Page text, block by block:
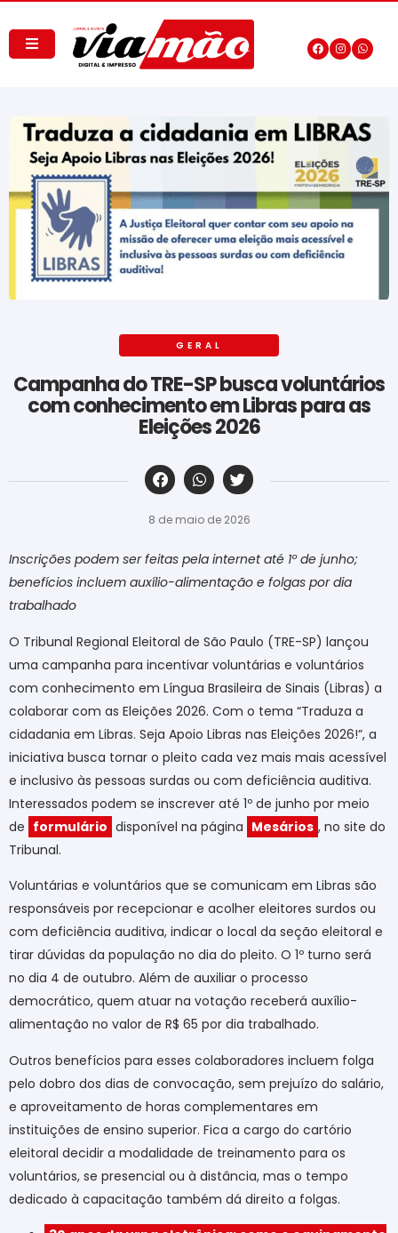
GERAL
Campanha do TRE-SP busca voluntários
com conhecimento em Libras para as
Eleições 2026
‎ ‎ ‎ ‎ ‎ ‎ ‎ ‎ ‎ ‎ ‎ ‎ ‎ ‎ ‎ ‎ ‎ ‎ ‎ ‎ ‎ ‎ ‎ ‎ ‎ ‎ ‎ ‎ ‎ ‎ ‎
8 de maio de 2026
Inscrições podem ser feitas pela internet até 1º de junho;
benefícios incluem auxílio-alimentação e folgas por dia
trabalhado
O Tribunal Regional Eleitoral de São Paulo (TRE-SP) lançou
uma campanha para incentivar voluntárias e voluntários
com conhecimento em Língua Brasileira de Sinais (Libras) a
colaborar com as Eleições 2026. Com o tema “Traduza a
cidadania em Libras. Seja Apoio Libras nas Eleições 2026!”, a
iniciativa busca tornar o pleito cada vez mais mais acessível
e inclusivo às pessoas surdas ou com deficiência auditiva.
Interessados podem se inscrever até 1º de junho por meio
de formulário disponível na página Mesários , no site do
Tribunal.
Voluntárias e voluntários que se comunicam em Libras são
responsáveis por recepcionar e acolher eleitores surdos ou
com deficiência auditiva, indicar o local da seção eleitoral e
tirar dúvidas da população no dia do pleito. O 1º turno será
no dia 4 de outubro. Além de auxiliar o processo
democrático, quem atuar na votação receberá auxílio-
alimentação no valor de R$ 65 por dia trabalhado.
Outros benefícios para esses colaboradores incluem folga
pelo dobro dos dias de convocação, sem prejuízo do salário,
e aproveitamento de horas complementares em
instituições de ensino superior. Fica a cargo do cartório
eleitoral decidir a modalidade de treinamento para os
voluntários, se presencial ou à distância, mas o tempo
dedicado à capacitação também dá direito a folgas.